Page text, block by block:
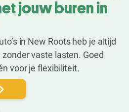
jouw buren in
in New Roots heb je altijd
vaste lasten. Goed
voor je flexibiliteit.